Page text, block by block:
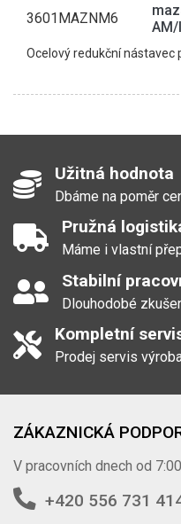
3601MAZNM6
Ocelový redukční nástavec
Užitná hodnota
Dbáme na poměr
Pružná
Máme i vlastní
Stabilní
Dlouhodobé
Kompletní
Prodej servis
ZÁKAZNICKÁ
V pracovních dnech od
+420 556 731